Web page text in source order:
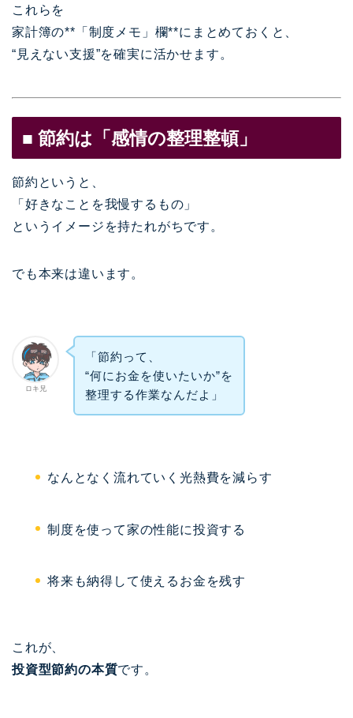
これらを
家計簿の**「制度メモ」欄**にまとめておくと、
“見えない支援”を確実に活かせます。
■ 節約は「感情の整理整頓」
節約というと、
「好きなことを我慢するもの」
というイメージを持たれがちです。
でも本来は違います。
ロキ兄
「節約って、
“何にお金を使いたいか”を
整理する作業なんだよ」
なんとなく流れていく光熱費を減らす
制度を使って家の性能に投資する
将来も納得して使えるお金を残す
これが、
投資型節約の本質です。